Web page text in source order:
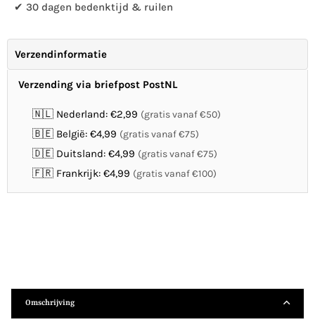
✔ 30 dagen bedenktijd & ruilen
Verzendinformatie
Verzending via briefpost PostNL
🇳🇱 Nederland: €2,99 (gratis vanaf €50)
🇧🇪 België: €4,99 (gratis vanaf €75)
🇩🇪 Duitsland: €4,99 (gratis vanaf €75)
🇫🇷 Frankrijk: €4,99 (gratis vanaf €100)
Omschrijving